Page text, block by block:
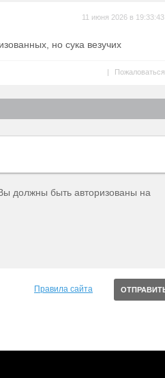
11 июня 2026 в 19:33:43
но сука везучих
Пожаловаться
|
должны быть авторизованы на
Правила сайта